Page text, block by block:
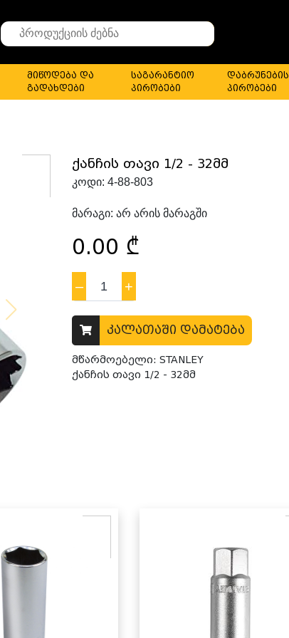
Search
for
მიწოდება და
გადახდები
საგარანტიო
პირობები
დაბრუნების
პირობები
ქანჩის თავი 1/2 - 32მმ
კოდი: 4-88-803
მარაგი: არ არის მარაგში
0.00 ₾
– 1 +
კალათაში დამატება
მწარმოებელი: STANLEY
ქანჩის თავი 1/2 - 32მმ